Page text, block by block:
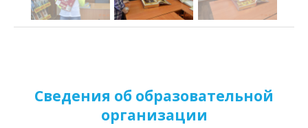
Сведения об образовательной
организации